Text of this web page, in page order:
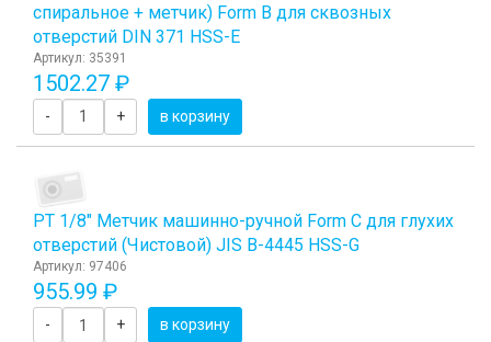
спиральное + метчик) Form B для сквозных
отверстий DIN 371 HSS-E
Артикул: 35391
1502.27 ₽
- + в корзину
PT 1/8" Метчик машинно-ручной Form C для глухих
отверстий (Чистовой) JIS B-4445 HSS-G
Артикул: 97406
955.99 ₽
- + в корзину